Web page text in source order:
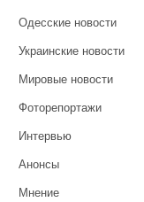
Одесские новости
Украинские новости
Мировые новости
Фоторепортажи
Интервью
Анонсы
Мнение